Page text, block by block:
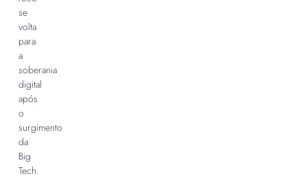
se
volta
para
a
soberania
digital
após
o
surgimento
da
Big
Tech.